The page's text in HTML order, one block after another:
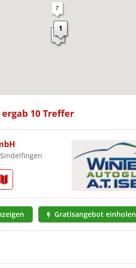
10 Treffer
Gratisangebot einholen